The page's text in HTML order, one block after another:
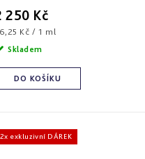
250 Kč
Kč / 1 ml
DO KOŠÍKU
Skladem
2x exkluzivní DÁREK